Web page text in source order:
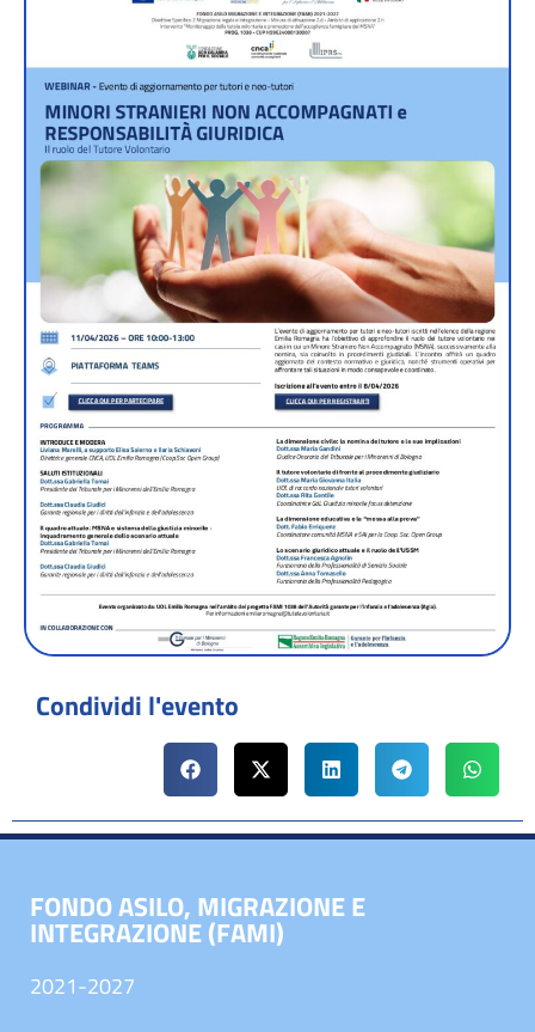
Condividi l'evento
FONDO ASILO, MIGRAZIONE E
INTEGRAZIONE (FAMI)
2021-2027